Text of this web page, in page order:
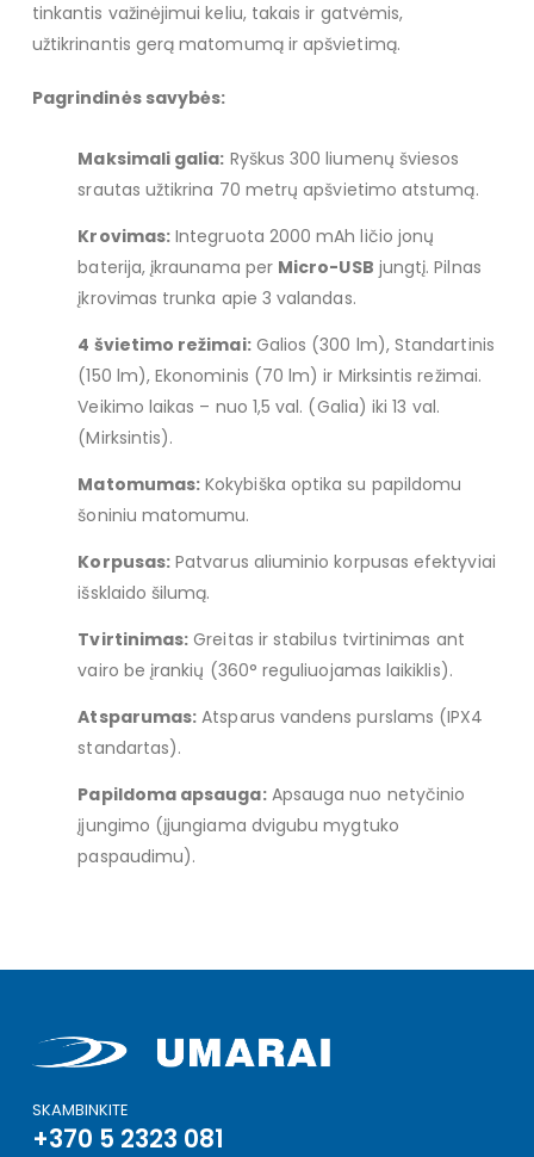
tinkantis važinėjimui keliu, takais ir gatvėmis,
užtikrinantis gerą matomumą ir apšvietimą.
Pagrindinės savybės:
Maksimali galia: Ryškus 300 liumenų šviesos
srautas užtikrina 70 metrų apšvietimo atstumą.
Krovimas: Integruota 2000 mAh ličio jonų
baterija, įkraunama per Micro-USB jungtį. Pilnas
įkrovimas trunka apie 3 valandas.
4 švietimo režimai:Galios (300 lm), Standartinis
(150 lm), Ekonominis (70 lm) ir Mirksintis režimai.
Veikimo laikas – nuo 1,5 val. (Galia) iki 13 val.
(Mirksintis).
Matomumas: Kokybiška optika su papildomu
šoniniu matomumu.
Korpusas: Patvarus aliuminio korpusas efektyviai
išsklaido šilumą.
Tvirtinimas: Greitas ir stabilus tvirtinimas ant
vairo be įrankių (360° reguliuojamas laikiklis).
Atsparumas: Atsparus vandens purslams (IPX4
standartas).
Papildoma apsauga:Apsauga nuo netyčinio
įjungimo (įjungiama dvigubu mygtuko
paspaudimu).
SKAMBINKITE
+370 5 2323 081